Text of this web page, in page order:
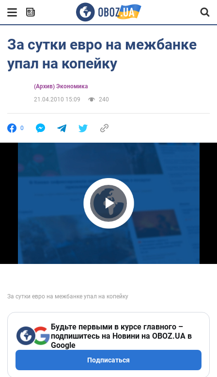
За сутки евро на межбанке
упал на копейку
(Архив) Экономика
21.04.2010 15:09
240
0
Play Video
Будьте первыми в курсе главного –
подпишитесь на Новини на OBOZ.UA в
Google
Подписаться